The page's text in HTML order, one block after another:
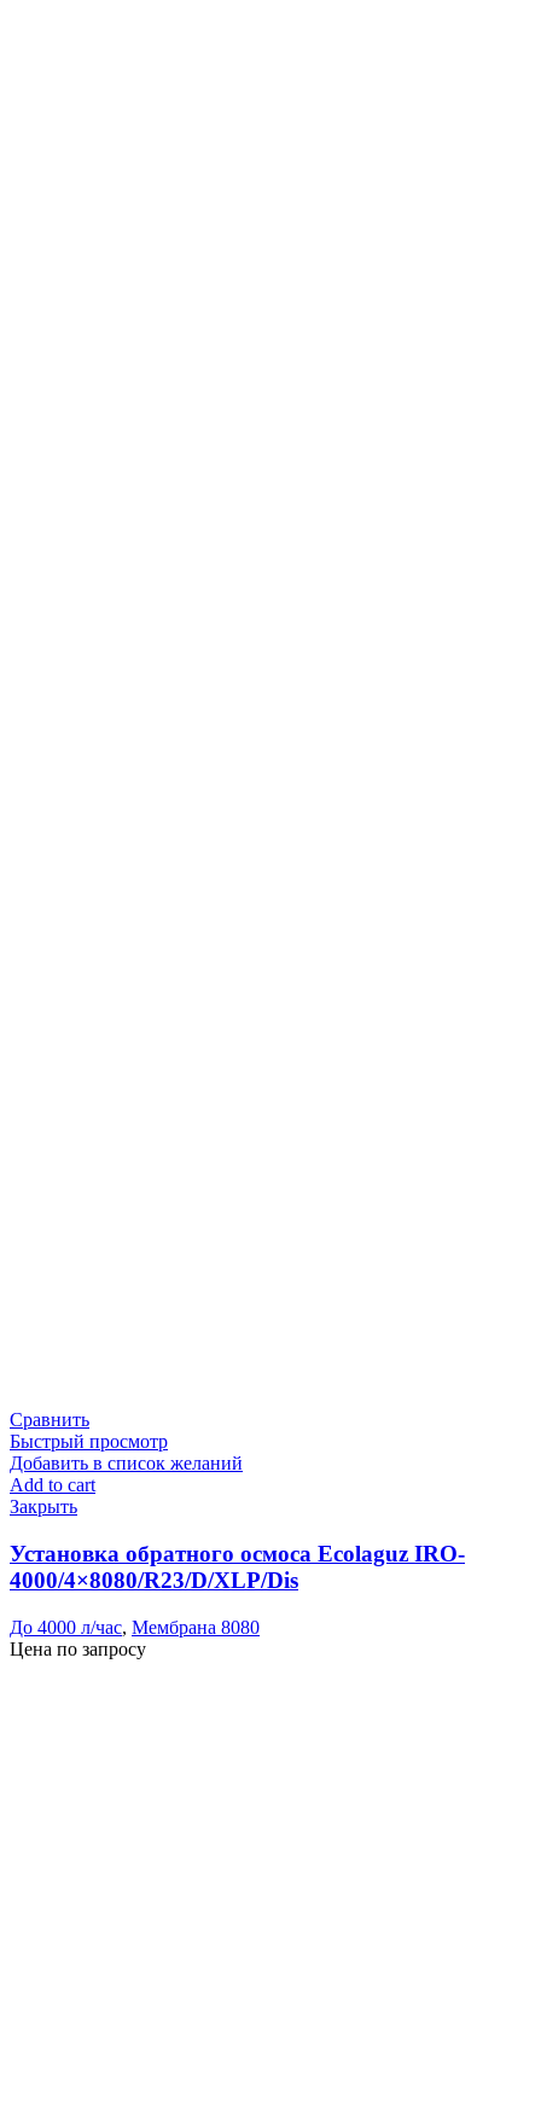
Сравнить
Быстрый просмотр
Добавить в список желаний
Add to cart
Закрыть
Установка обратного осмоса Ecolaguz IRO-
4000/4×8080/R23/D/XLP/Dis
До 4000 л/час, Мембрана 8080
Цена по запросу